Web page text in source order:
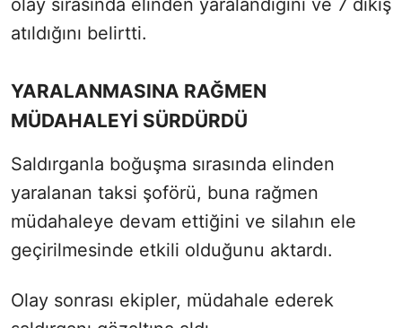
olay sırasında elinden yaralandığını ve 7 dikiş
atıldığını belirtti.
YARALANMASINA RAĞMEN
MÜDAHALEYİ SÜRDÜRDÜ
Saldırganla boğuşma sırasında elinden
yaralanan taksi şoförü, buna rağmen
müdahaleye devam ettiğini ve silahın ele
geçirilmesinde etkili olduğunu aktardı.
Olay sonrası ekipler, müdahale ederek